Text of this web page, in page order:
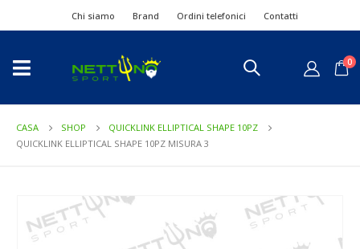
Chi siamo Brand Ordini telefonici Contatti
0
CASA SHOP
QUICKLINK ELLIPTICAL SHAPE 10PZ
QUICKLINK ELLIPTICAL SHAPE 10PZ MISURA 3